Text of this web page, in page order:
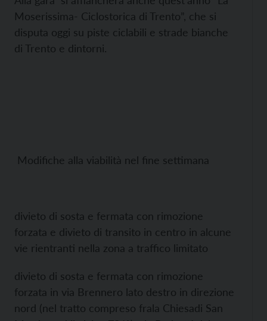
Moserissima- Ciclostorica di Trento”, che si
disputa oggi su piste ciclabili e strade bianche
di Trento e dintorni.
Modifiche alla viabilità nel fine settimana
divieto di sosta e fermata con rimozione
forzata e divieto di transito in centro in alcune
vie rientranti nella zona a traffico limitato
divieto di sosta e fermata con rimozione
forzata in via Brennero lato destro in direzione
nord (nel tratto compreso frala Chiesadi San